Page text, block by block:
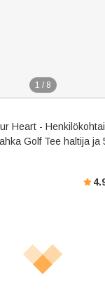
1 / 8
Heart -
Golf Tee haltija ja